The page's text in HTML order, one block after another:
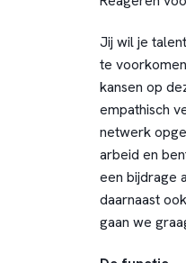
Jij wil je
te
kansen op
empathisch
netwerk
arbeid en
een bijdrage
daarnaast
gaan we